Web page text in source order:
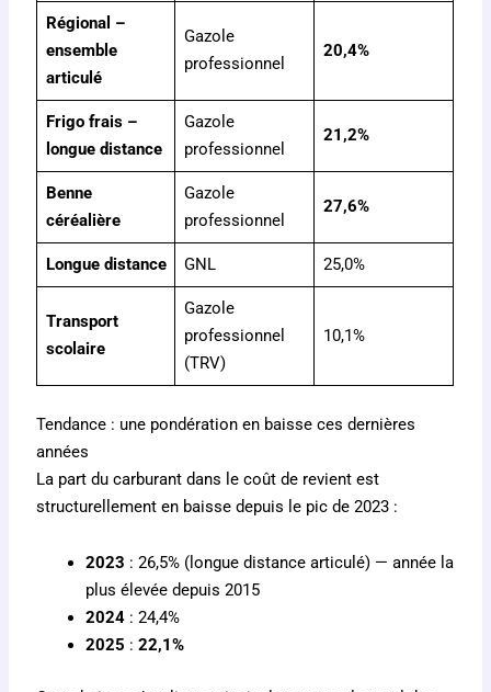
Régional –
ensemble
articulé
Gazole
professionnel
20,4%
Frigo frais –
longue distance
Gazole
professionnel
21,2%
Benne
céréalière
Gazole
professionnel
27,6%
Longue distance GNL 25,0%
Transport
scolaire
Gazole
professionnel
(TRV)
10,1%
Tendance : une pondération en baisse ces dernières
années
La part du carburant dans le coût de revient est
structurellement en baisse depuis le pic de 2023 :
2023 : 26,5% (longue distance articulé) — année la
plus élevée depuis 2015
2024 : 24,4%
2025 :22,1%